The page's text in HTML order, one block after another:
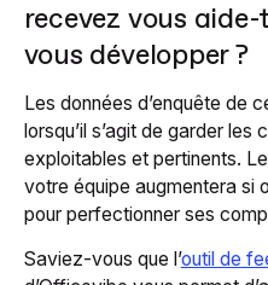
recevez vous
vous développer ?
Les données d’enquête de
lorsqu’il s’agit de garder
exploitables et pertinents.
votre équipe augmentera si
pour perfectionner ses
Saviez-vous que l’outil de